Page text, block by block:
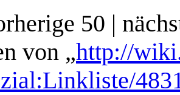
50 |
von „http://